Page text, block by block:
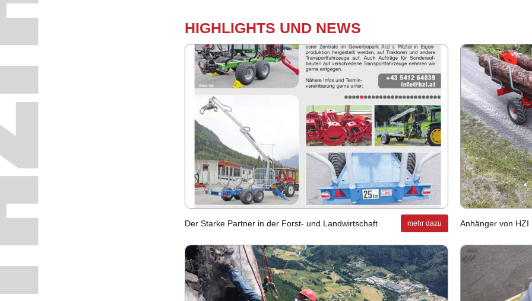
HIGH­LIGHTS UND NEWS
Der Star­ke Part­ner in der Forst- und Land­wirt­schaft mehr dazu An­hän­ger von HZI